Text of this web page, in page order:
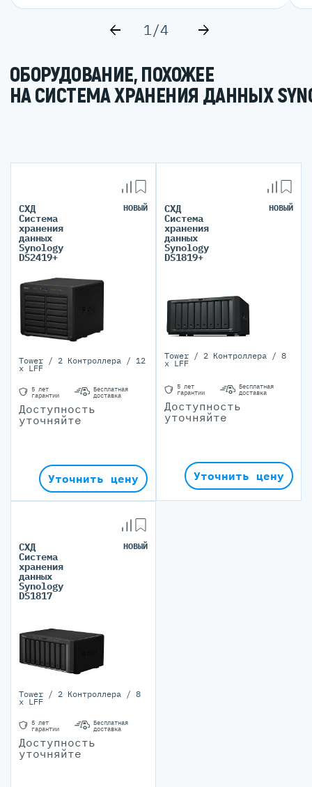
1/4
ОБОРУДОВАНИЕ, ПОХОЖЕЕ
НА СИСТЕМА ХРАНЕНИЯ ДАННЫХ
СХД
Система
хранения
данных
Synology
DS2419+
НОВЫЙ
Tower / 2 Контроллера / 12
x LFF
5 лет
гарантии
Бесплатная
доставка
Доступность
уточняйте
Уточнить цену
СХД
Система
хранения
данных
Synology
DS1819+
НОВЫЙ
Tower / 2 Контроллера / 8
x LFF
5 лет
гарантии
Бесплатная
доставка
Доступность
уточняйте
Уточнить цену
СХД
Система
хранения
данных
Synology
DS1817
НОВЫЙ
Tower / 2 Контроллера / 8
x LFF
5 лет
гарантии
Бесплатная
доставка
Доступность
уточняйте